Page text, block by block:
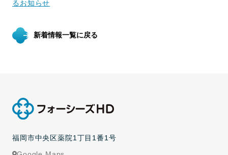
るお知らせ
新着情報一覧に戻る
福岡市中央区薬院1丁目1番1号